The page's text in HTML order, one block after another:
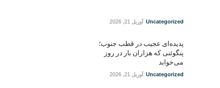
Uncategorized آوریل 21, 2026
پدیده‌ای عجیب در قطب جنوب؛
پنگوئنی که هزاران بار در روز
می‌خوابد
Uncategorized آوریل 21, 2026